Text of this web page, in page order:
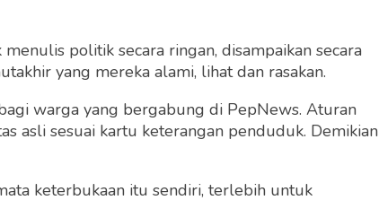
politik secara ringan, disampaikan secara
yang mereka alami, lihat dan rasakan.
warga yang bergabung di PepNews. Aturan
asli sesuai kartu keterangan penduduk. Demikian
keterbukaan itu sendiri, terlebih untuk